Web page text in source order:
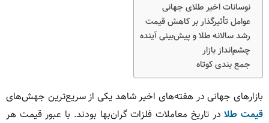
نوسانات اخیر طلای جهانی
عوامل تأثیرگذار بر کاهش قیمت
رشد سالانه طلا و پیش‌بینی آینده
چشم‌انداز بازار
جمع بندی کوتاه
بازارهای جهانی در هفته‌های اخیر شاهد یکی از سریع‌ترین جهش‌های
قیمت طلا در تاریخ معاملات فلزات گران‌بها بودند. با عبور قیمت هر